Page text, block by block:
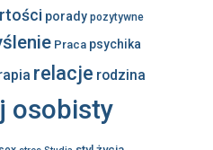
porady pozytywne
Praca psychika
relacje rodzina
osobisty